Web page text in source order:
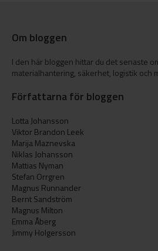
Om bloggen
I den här bloggen hittar du det senaste
materialhantering, säkerhet, logistik och
Författarna för bloggen
Lotta Johansson
Viktor Brandon Leek
Marija Maznevska
Niklas Johansson
Mattias Nyman
Stefan Orrgren
Magnus Runnander
Bernt Sandström
Magnus Milton
Emma Åberg
Jimmy Holgersson